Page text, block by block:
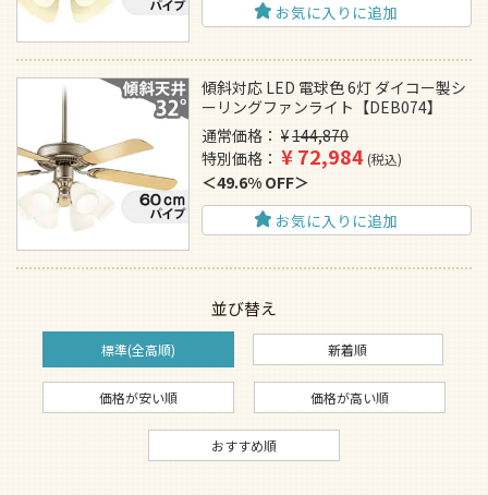
お気に入りに追加
傾斜対応 LED 電球色 6灯 ダイコー製シ
ーリングファンライト【DEB074】
通常価格
¥144,870
特別価格
¥72,984 税込
49.6% OFF
お気に入りに追加
並び替え
標準(全高順) 新着順
価格が安い順 価格が高い順
おすすめ順